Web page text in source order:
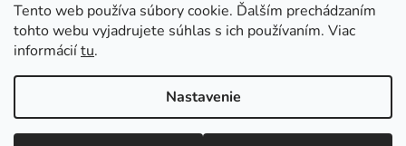
Tento web používa súbory cookie. Ďalším prechádzaním
tohto webu vyjadrujete súhlas s ich používaním. Viac
informáciítu.
Nastavenie